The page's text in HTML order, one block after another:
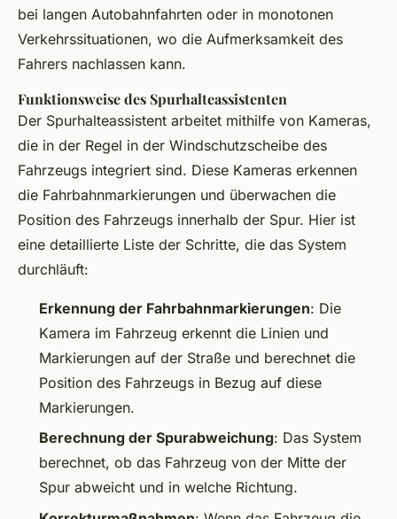
bei langen Autobahnfahrten oder in monotonen
Verkehrssituationen, wo die Aufmerksamkeit des
Fahrers nachlassen kann.
Funktionsweise des Spurhalteassistenten
Der Spurhalteassistent arbeitet mithilfe von Kameras,
die in der Regel in der Windschutzscheibe des
Fahrzeugs integriert sind. Diese Kameras erkennen
die Fahrbahnmarkierungen und überwachen die
Position des Fahrzeugs innerhalb der Spur. Hier ist
eine detaillierte Liste der Schritte, die das System
durchläuft:
Erkennung der Fahrbahnmarkierungen: Die
Kamera im Fahrzeug erkennt die Linien und
Markierungen auf der Straße und berechnet die
Position des Fahrzeugs in Bezug auf diese
Markierungen.
Berechnung der Spurabweichung: Das System
berechnet, ob das Fahrzeug von der Mitte der
Spur abweicht und in welche Richtung.